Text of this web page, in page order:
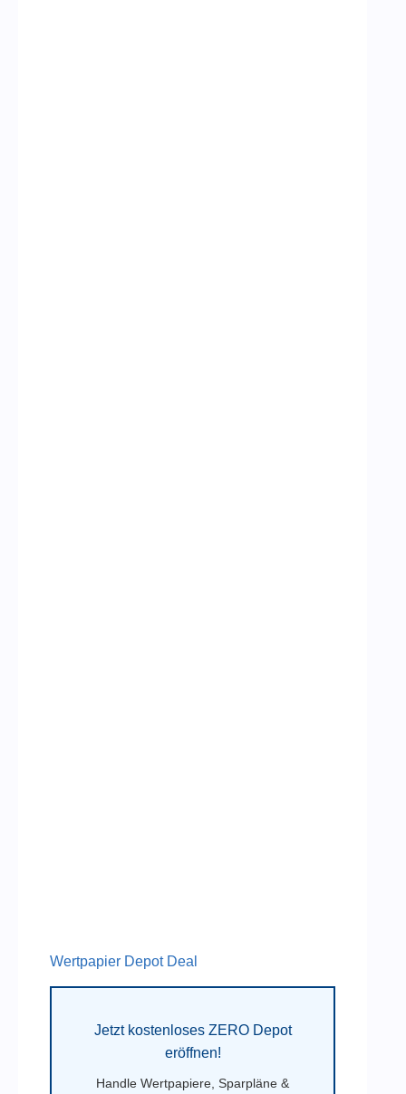
Wertpapier Depot Deal
Jetzt kostenloses ZERO Depot
eröffnen!
Handle Wertpapiere, Sparpläne &